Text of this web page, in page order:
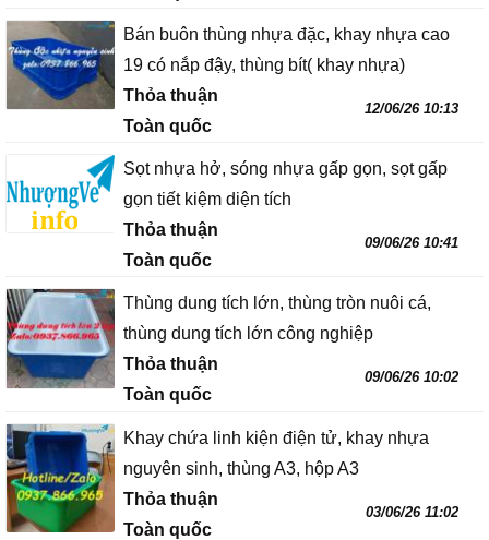
Bán buôn thùng nhựa đặc, khay nhựa cao
19 có nắp đậy, thùng bít( khay nhựa)
Thỏa thuận
Toàn quốc
12/06/26 10:13
Sọt nhựa hở, sóng nhựa gấp gọn, sọt gấp
gọn tiết kiệm diện tích
Thỏa thuận
Toàn quốc
09/06/26 10:41
Thùng dung tích lớn, thùng tròn nuôi cá,
thùng dung tích lớn công nghiệp
Thỏa thuận
Toàn quốc
09/06/26 10:02
Khay chứa linh kiện điện tử, khay nhựa
nguyên sinh, thùng A3, hộp A3
Thỏa thuận
Toàn quốc
03/06/26 11:02